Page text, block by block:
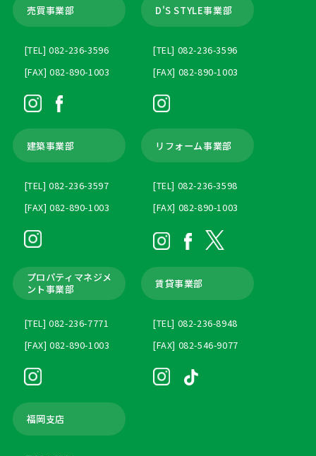
売買事業部
[TEL] 082-236-3596
[FAX] 082-890-1003
D'S STYLE事業部
[TEL] 082-236-3596
[FAX] 082-890-1003
建築事業部
[TEL] 082-236-3597
[FAX] 082-890-1003
リフォーム事業部
[TEL] 082-236-3598
[FAX] 082-890-1003
プロパティマネジメ
ント事業部
[TEL] 082-236-7771
[FAX] 082-890-1003
賃貸事業部
[TEL] 082-236-8948
[FAX] 082-546-9077
福岡支店